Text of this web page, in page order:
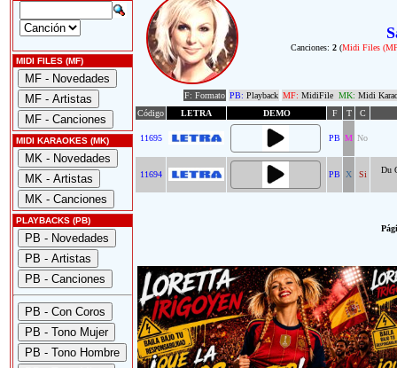
MIDI FILES (MF)
MIDI KARAOKES (MK)
PLAYBACKS (PB)
Canciones: 2 (Midi Files
F: Formato PB: Playback MF: MidiFile MK: Midi
Código
LETRA DEMO F T C
11695 PB M No
11694 PB X Si Du